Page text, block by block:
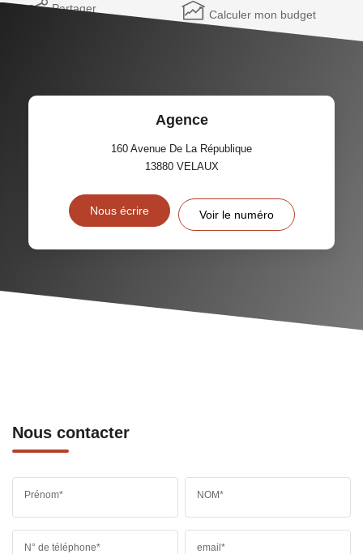
Partager Calculer mon budget
Agence
160 Avenue De La République
13880 VELAUX
Nous écrire Voir le numéro
Nous contacter
Prénom* NOM*
N° de téléphone* email*